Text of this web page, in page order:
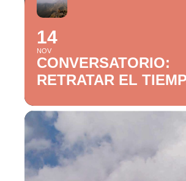
14
NOV
CONVERSATORIO:
RETRATAR EL